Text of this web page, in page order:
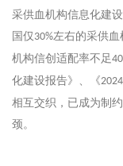
采供血机构信息化建
国仅 30%左右的采供
机构信创适配率不足
化建设报告》、《2024
相互交织，已成为制
颈。